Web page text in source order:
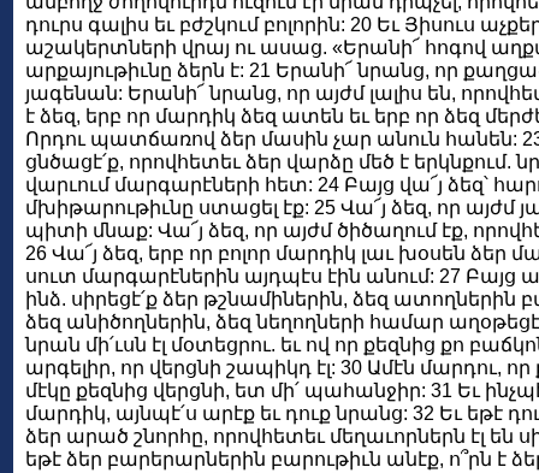
դուրս գալիս եւ բժշկում բոլորին: 20 Եւ Յիսուս
աշակերտների վրայ ու ասաց. «Երանի՜ հոգով
արքայութիւնը ձերն է: 21 Երանի՜ նրանց, որ
յագենան: Երանի՜ նրանց, որ այժմ լալիս են,
է ձեզ, երբ որ մարդիկ ձեզ ատեն եւ երբ որ ձեզ
Որդու պատճառով ձեր մասին չար անուն հանեն:
ցնծացէ՛ք, որովհետեւ ձեր վարձը մեծ է երկնքում.
վարւում մարգարէների հետ: 24 Բայց վա՜յ ձեզ՝
մխիթարութիւնը ստացել էք: 25 Վա՜յ ձեզ, որ այժմ
պիտի մնաք: Վա՜յ ձեզ, որ այժմ ծիծաղում էք,
26 Վա՜յ ձեզ, երբ որ բոլոր մարդիկ լաւ խօսեն ձեր
սուտ մարգարէներին այդպէս էին անում: 27 Բայց
ինձ. սիրեցէ՛ք ձեր թշնամիներին, ձեզ ատողներին
ձեզ անիծողներին, ձեզ նեղողների համար
նրան մի՛ւսն էլ մօտեցրու. եւ ով որ քեզնից քո
արգելիր, որ վերցնի շապիկդ էլ: 30 Ամէն մարդու, որ
մէկը քեզնից վերցնի, ետ մի՛ պահանջիր: 31 Եւ
մարդիկ, այնպէ՛ս արէք եւ դուք նրանց: 32 Եւ եթէ
ձեր արած շնորհը, որովհետեւ մեղաւորներն էլ են
եթէ ձեր բարերարներին բարութիւն անէք, ո՞րն է